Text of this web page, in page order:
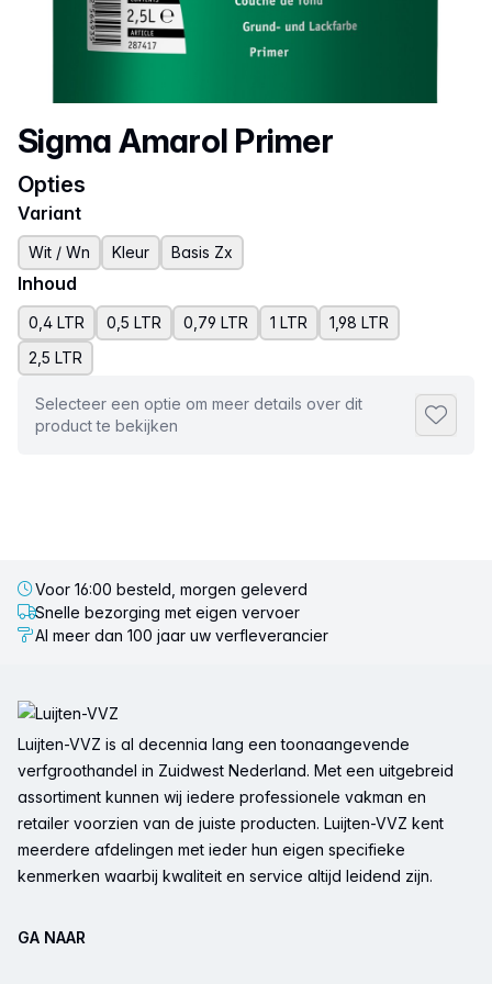
Productnaam
Sigma Amarol Primer
Opties
Variant
Wit / Wn Kleur Basis Zx
Inhoud
0,4 LTR 0,5 LTR 0,79 LTR 1 LTR
1,98 LTR
2,5 LTR
Selecteer een optie om meer details over dit
product te bekijken
Voor 16:00 besteld, morgen geleverd
Snelle bezorging met eigen vervoer
Al meer dan 100 jaar uw verfleverancier
Luijten-VVZ is al decennia lang een toonaangevende
verfgroothandel in Zuidwest Nederland. Met een uitgebreid
assortiment kunnen wij iedere professionele vakman en
retailer voorzien van de juiste producten. Luijten-VVZ kent
meerdere afdelingen met ieder hun eigen specifieke
kenmerken waarbij kwaliteit en service altijd leidend zijn.
GA NAAR